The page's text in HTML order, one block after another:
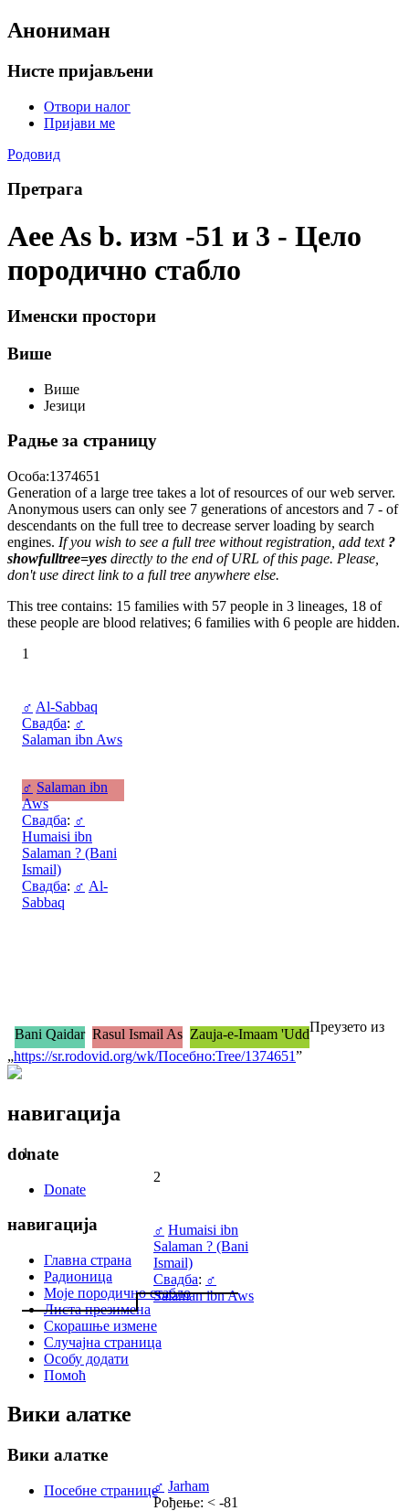
Анониман
Нисте пријављени
Отвори налог
Пријави ме
Родовид
Претрага
Aee As b. изм -51 и 3 - Цело
породично стабло
Именски простори
Више
Више
Језици
Радње за страницу
Особа:1374651
Generation of a large tree takes a lot of resources of our web server.
Anonymous users can only see 7 generations of ancestors and 7 - of
descendants on the full tree to decrease server loading by search
engines. If you wish to see a full tree without registration, add text ?
showfulltree=yes directly to the end of URL of this page. Please,
don't use direct link to a full tree anywhere else.
This tree contains: 15 families with 57 people in 3 lineages, 18 of
these people are blood relatives; 6 families with 6 people are hidden.
1
♂ Al-Sabbaq
Свадба: ♂
Salaman ibn Aws
♂ Salaman ibn
Aws
Свадба: ♂
Humaisi ibn
Salaman ? (Bani
Ismail)
Свадба: ♂ Al-
Sabbaq
1
2
♂ Humaisi ibn
Salaman ? (Bani
Ismail)
Свадба: ♂
Salaman ibn Aws
♂ Jarham
Рођење: < -81
Bani Qaidar Rasul Ismail As Zauja-e-Imaam 'UddПреузето из
„https://sr.rodovid.org/wk/Посебно:Tree/1374651”
навигација
donate
Donate
навигација
Главна страна
Радионица
Моје породично стабло
Листа презимена
Скорашње измене
Случајна страница
Особу додати
Помоћ
Вики алатке
Вики алатке
Посебне странице